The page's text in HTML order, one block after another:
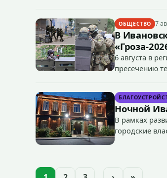
ОБЩЕСТВО 7
В
«Гроза-
6 августа в
пресечению
Ночной
В рамках
городские